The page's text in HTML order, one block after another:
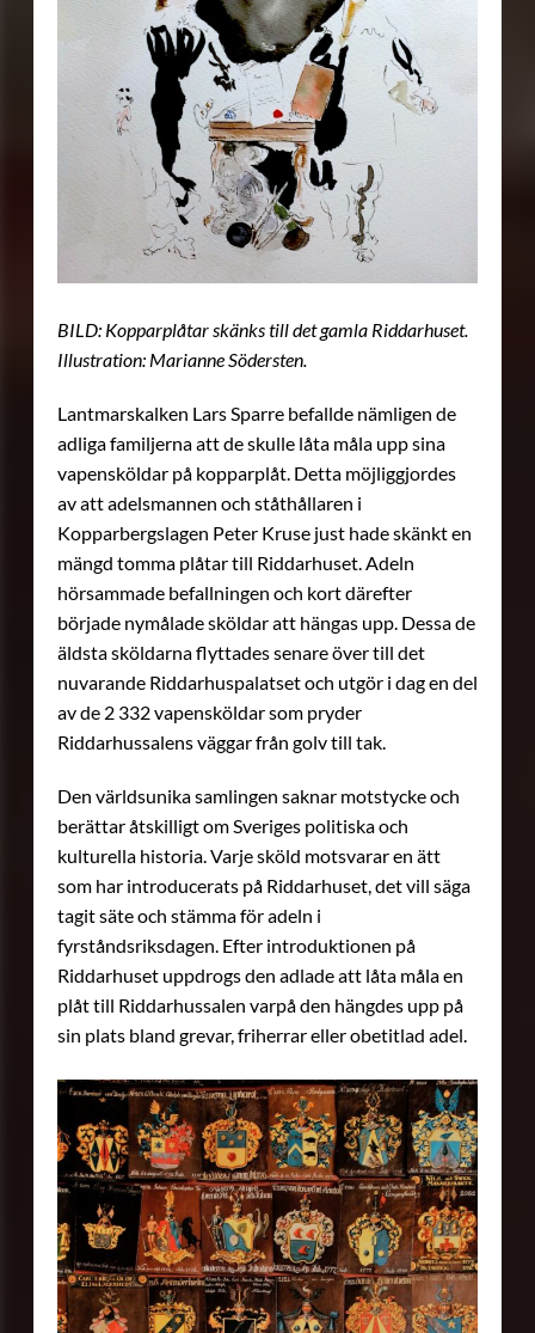
BILD: Kopparplåtar skänks till det gamla Riddarhuset.
Illustration: Marianne Södersten.
Lantmarskalken Lars Sparre befallde nämligen de
adliga familjerna att de skulle låta måla upp sina
vapensköldar på kopparplåt. Detta möjliggjordes
av att adelsmannen och ståthållaren i
Kopparbergslagen Peter Kruse just hade skänkt en
mängd tomma plåtar till Riddarhuset. Adeln
hörsammade befallningen och kort därefter
började nymålade sköldar att hängas upp. Dessa de
äldsta sköldarna flyttades senare över till det
nuvarande Riddarhuspalatset och utgör i dag en del
av de 2 332 vapensköldar som pryder
Riddarhussalens väggar från golv till tak.
Den världsunika samlingen saknar motstycke och
berättar åtskilligt om Sveriges politiska och
kulturella historia. Varje sköld motsvarar en ätt
som har introducerats på Riddarhuset, det vill säga
tagit säte och stämma för adeln i
fyrståndsriksdagen. Efter introduktionen på
Riddarhuset uppdrogs den adlade att låta måla en
plåt till Riddarhussalen varpå den hängdes upp på
sin plats bland grevar, friherrar eller obetitlad adel.